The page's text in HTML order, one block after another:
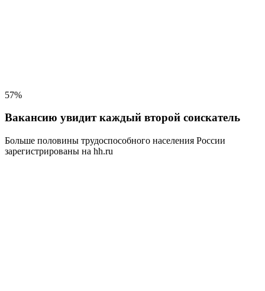
57%
Вакансию увидит каждый второй соискатель
Больше половины трудоспособного населения России
зарегистрированы на hh.ru